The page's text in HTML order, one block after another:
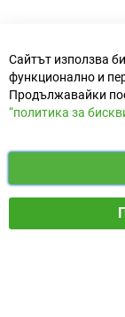
© 2025
Сайтът използва
функционално и
Продължавайки
“политика за